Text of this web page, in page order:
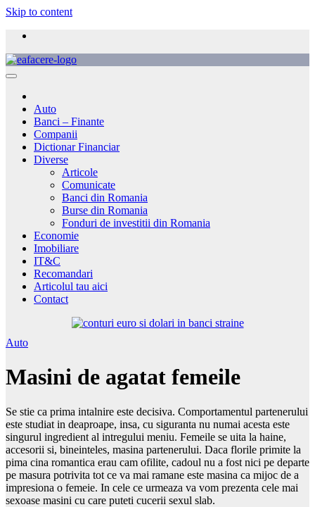
Skip to content
Auto
Banci – Finante
Companii
Dictionar Financiar
Diverse
Articole
Comunicate
Banci din Romania
Burse din Romania
Fonduri de investitii din Romania
Economie
Imobiliare
IT&C
Recomandari
Articolul tau aici
Contact
Auto
Masini de agatat femeile
Se stie ca prima intalnire este decisiva. Comportamentul partenerului
este studiat in deaproape, insa, cu siguranta nu numai acesta este
singurul ingredient al intregului meniu. Femeile se uita la haine,
accesorii si, bineinteles, masina partenerului. Daca florile primite la
pima cina romantica erau cam ofilite, cadoul nu a fost nici pe departe
pe masura potrivita tot ce va mai ramane este masina ca mijoc de a
impresiona o femeie. In cele ce urmeaza va vom prezenta cele mai
sexoase masini cu care puteti cucerii sexul slab.